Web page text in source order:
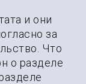
и они
за
Что
о разделе